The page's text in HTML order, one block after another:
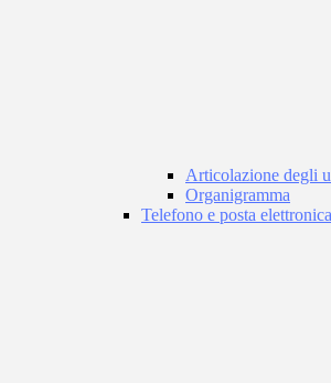
Articolazione degli
Organigramma
Telefono e posta elettronica